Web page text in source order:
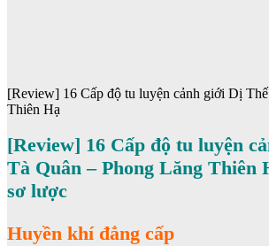
[Review] 16 Cấp độ tu luyện cảnh giới Dị
Thiên Hạ
[Review] 16 Cấp độ tu luyện
Tà Quân – Phong Lăng Thiên
sơ lược
Huyền khí đẳng cấp